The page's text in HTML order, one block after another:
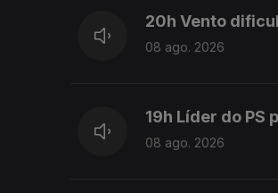
20h Vento
08 ago. 2026
19h Líder do PS
08 ago. 2026